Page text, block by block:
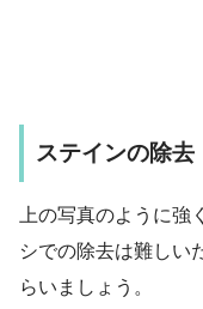
ステインの除去
上の写真のように
シでの除去は難しい
らいましょう。